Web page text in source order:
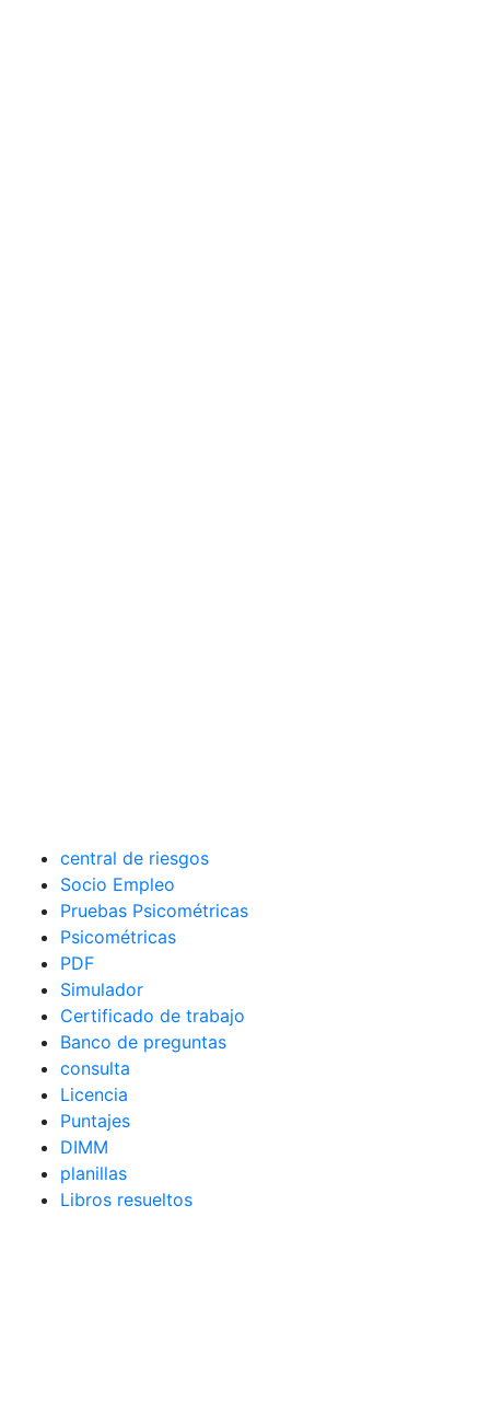
central de riesgos
Socio Empleo
Pruebas Psicométricas
Psicométricas
PDF
Simulador
Certificado de trabajo
Banco de preguntas
consulta
Licencia
Puntajes
DIMM
planillas
Libros resueltos